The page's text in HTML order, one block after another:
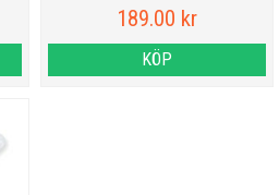
189.00 kr
KÖP